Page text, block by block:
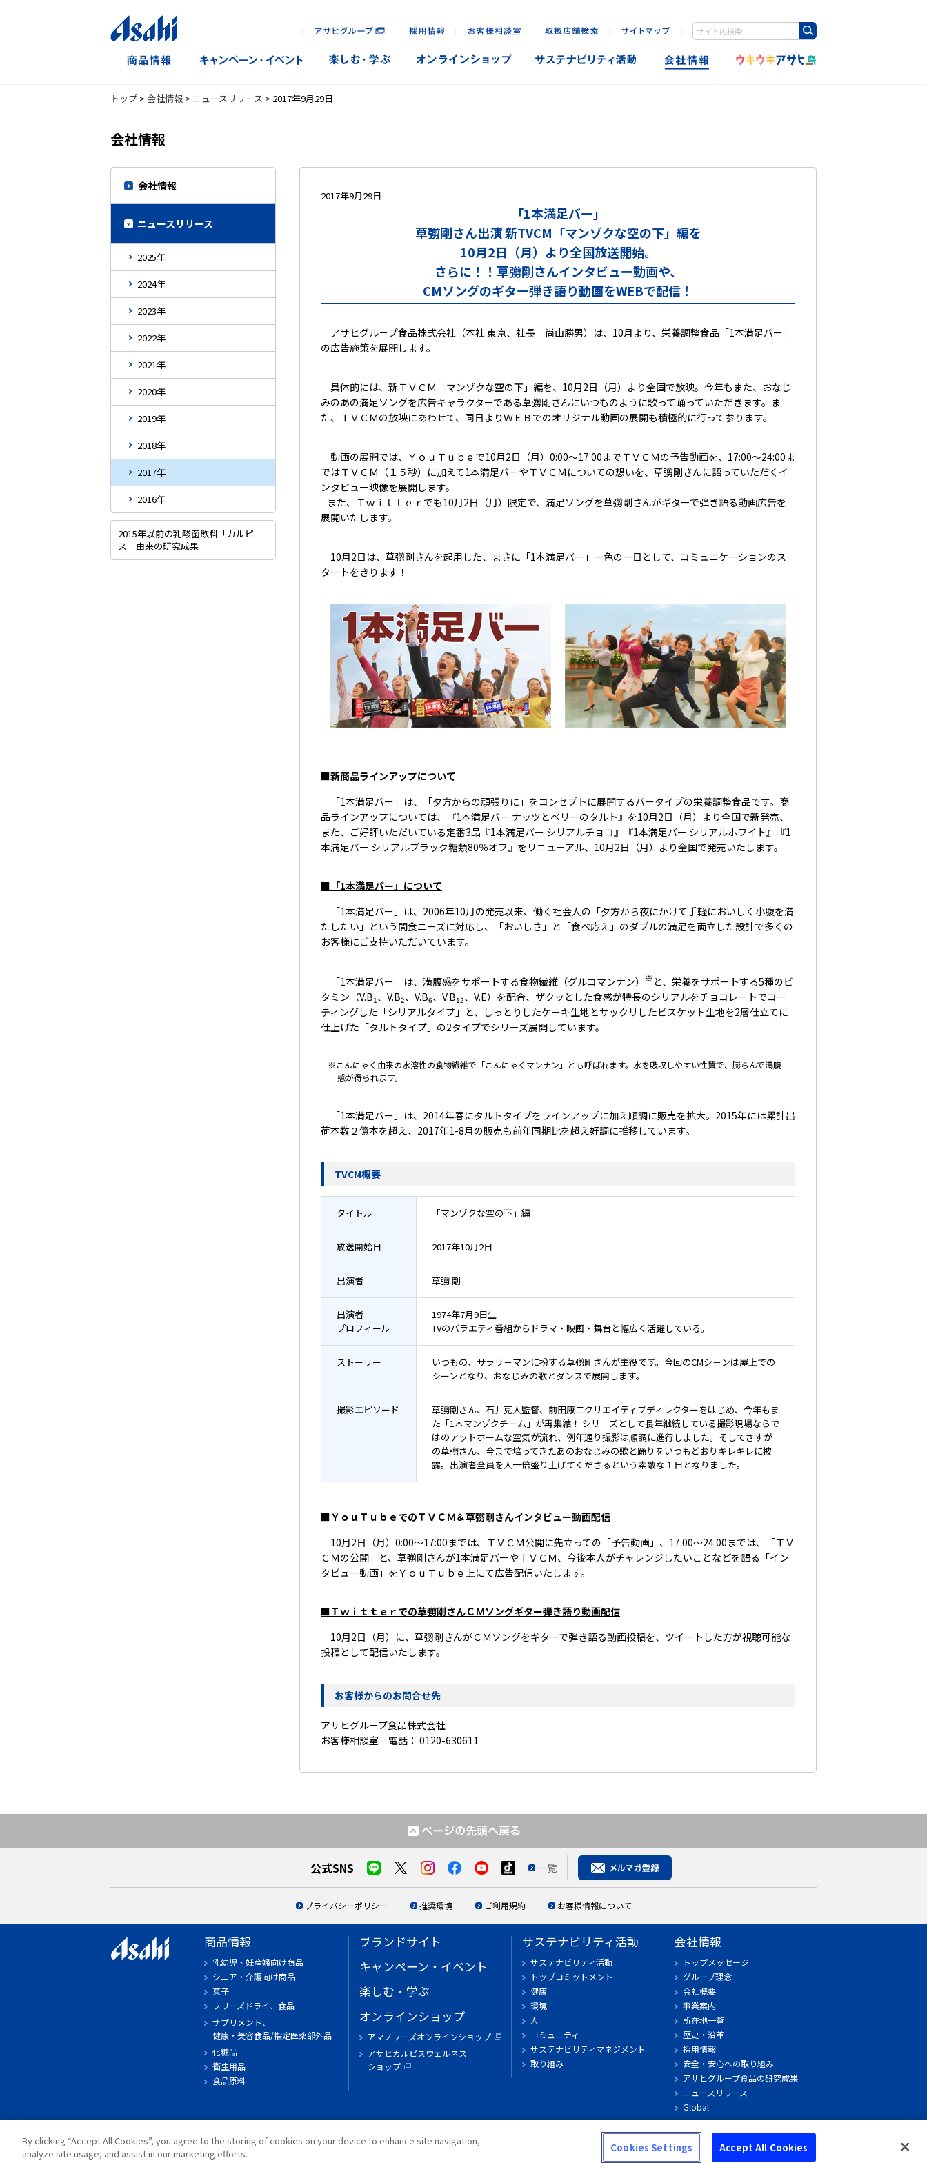
Write your search query here
トップ > 会社情報 > ニュースリリース > 2017年9月29日
会社情報
会社情報
ニュースリリース
2025年
2024年
2023年
2022年
2021年
2020年
2019年
2018年
2017年
2016年
2015年以前の乳酸菌飲料「カルピ
ス」由来の研究成果
2017年9月29日
「1本満足バー」
草彅剛さん出演 新TVCM「マンゾクな空の下」編を
10月2日（月）より全国放送開始。
さらに！！草彅剛さんインタビュー動画や、
CMソングのギター弾き語り動画をWEBで配信！
アサヒグル－プ食品株式会社（本社 東京、社長 尚山勝男）は、10月より、栄養調整食品「1本満足バー」
の広告施策を展開します。
具体的には、新ＴＶＣＭ「マンゾクな空の下」編を、10月2日（月）より全国で放映。今年もまた、おなじ
みのあの満足ソングを広告キャラクターである草彅剛さんにいつものように歌って踊っていただきます。ま
た、ＴＶＣＭの放映にあわせて、同日よりＷＥＢでのオリジナル動画の展開も積極的に行って参ります。
動画の展開では、ＹｏｕＴｕｂｅで10月2日（月）0:00～17:00までＴＶＣＭの予告動画を、17:00～24:00ま
ではＴＶＣＭ（１５秒）に加えて1本満足バーやＴＶＣＭについての想いを、草彅剛さんに語っていただくイ
ンタビュー映像を展開します。
また、Ｔｗｉｔｔｅｒでも10月2日（月）限定で、満足ソングを草彅剛さんがギターで弾き語る動画広告を
展開いたします。
10月2日は、草彅剛さんを起用した、まさに「1本満足バー」一色の一日として、コミュニケーションのス
タートをきります！
■新商品ラインアップについて
「1本満足バー」は、「夕方からの頑張りに」をコンセプトに展開するバータイプの栄養調整食品です。商
品ラインアップについては、『1本満足バー ナッツとベリーのタルト』を10月2日（月）より全国で新発売、
また、ご好評いただいている定番3品『1本満足バー シリアルチョコ』『1本満足バー シリアルホワイト』『1
本満足バー シリアルブラック糖類80％オフ』をリニューアル、10月2日（月）より全国で発売いたします。
■「1本満足バー」について
「1本満足バー」は、2006年10月の発売以来、働く社会人の「夕方から夜にかけて手軽においしく小腹を満
たしたい」という間食ニーズに対応し、「おいしさ」と「食べ応え」のダブルの満足を両立した設計で多くの
お客様にご支持いただいています。
「1本満足バー」は、満腹感をサポートする食物繊維（グルコマンナン） ※ と、栄養をサポートする5種のビ
タミン（V.B1 、V.B2、V.B6、V.B12、V.E）を配合、ザクッとした食感が特長のシリアルをチョコレートでコー
ティングした「シリアルタイプ」と、しっとりしたケーキ生地とサックリしたビスケット生地を2層仕立てに
仕上げた「タルトタイプ」の2タイプでシリーズ展開しています。
※こんにゃく由来の水溶性の食物繊維で「こんにゃくマンナン」とも呼ばれます。水を吸収しやすい性質で、膨らんで満腹
感が得られます。
「1本満足バー」は、2014年春にタルトタイプをラインアップに加え順調に販売を拡大。2015年には累計出
荷本数２億本を超え、2017年1-8月の販売も前年同期比を超え好調に推移しています。
TVCM概要
タイトル 「マンゾクな空の下」編
放送開始日 2017年10月2日
出演者 草彅 剛
出演者
プロフィール
1974年7月9日生
TVのバラエティ番組からドラマ・映画・舞台と幅広く活躍している。
ストーリー
いつもの、サラリ－マンに扮する草彅剛さんが主役です。今回のCMシ－ンは屋上での
シーンとなり、おなじみの歌とダンスで展開します。
撮影エピソード
草彅剛さん、石井克人監督、前田康二クリエイティブディレクターをはじめ、今年もま
た「1本マンゾクチーム」が再集結！ シリ－ズとして長年継続している撮影現場ならで
はのアットホームな空気が流れ、例年通り撮影は順調に進行しました。そしてさすが
の草彅さん、今まで培ってきたあのおなじみの歌と踊りをいつもどおりキレキレに披
露。出演者全員を人一倍盛り上げてくださるという素敵な１日となりました。
■ＹｏｕＴｕｂｅでのＴＶＣＭ＆草彅剛さんインタビュー動画配信
10月2日（月）0:00～17:00までは、ＴＶＣＭ公開に先立っての「予告動画」、17:00～24:00までは、「ＴＶ
ＣＭの公開」と、草彅剛さんが1本満足バーやＴＶＣＭ、今後本人がチャレンジしたいことなどを語る「イン
タビュー動画」をＹｏｕＴｕｂｅ上にて広告配信いたします。
■Ｔｗｉｔｔｅｒでの草彅剛さんＣＭソングギター弾き語り動画配信
10月2日（月）に、草彅剛さんがＣＭソングをギターで弾き語る動画投稿を、ツイートした方が視聴可能な
投稿として配信いたします。
お客様からのお問合せ先
アサヒグループ食品株式会社
お客様相談室 電話： 0120-630611
公式SNS 一覧
プライバシーポリシー 推奨環境 ご利用規約 お客様情報について
商品情報
乳幼児・妊産婦向け商品
シニア・介護向け商品
菓子
フリーズドライ、食品
サプリメント、
健康・美容食品/指定医薬部外品
化粧品
衛生用品
食品原料
ブランドサイト
キャンペーン・イベント
楽しむ・学ぶ
オンラインショップ
アマノフーズオンラインショップ
アサヒカルピスウェルネス
ショップ
サステナビリティ活動
サステナビリティ活動
トップコミットメント
健康
環境
人
コミュニティ
サステナビリティマネジメント
取り組み
会社情報
トップメッセージ
グループ理念
会社概要
事業案内
所在地一覧
歴史・沿革
採用情報
安全・安心への取り組み
アサヒグループ食品の研究成果
ニュースリリース
Global
By clicking “Accept All Cookies”, you agree to the storing of cookies on your device to enhance site navigation,
analyze site usage, and assist in our marketing efforts.
Cookies Settings Accept All Cookies